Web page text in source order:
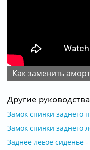
Как заменить
Другие руководства
Замок спинки заднего
Замок спинки заднего
Заднее левое сиденье